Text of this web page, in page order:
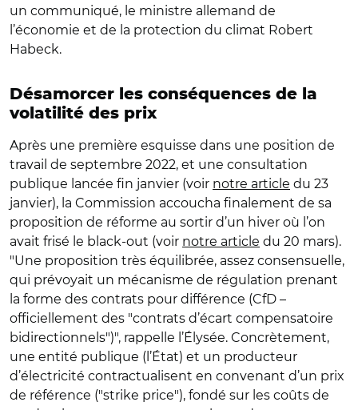
un communiqué, le ministre allemand de
l’économie et de la protection du climat Robert
Habeck.
Désamorcer les conséquences de la
volatilité des prix
Après une première esquisse dans une position de
travail de septembre 2022, et une consultation
publique lancée fin janvier (voir notre article du 23
janvier), la Commission accoucha finalement de sa
proposition de réforme au sortir d’un hiver où l’on
avait frisé le black-out (voir notre article du 20 mars).
"Une proposition très équilibrée, assez consensuelle,
qui prévoyait un mécanisme de régulation prenant
la forme des contrats pour différence (CfD –
officiellement des "contrats d’écart compensatoire
bidirectionnels")", rappelle l’Élysée. Concrètement,
une entité publique (l’État) et un producteur
d’électricité contractualisent en convenant d’un prix
de référence ("strike price"), fondé sur les coûts de